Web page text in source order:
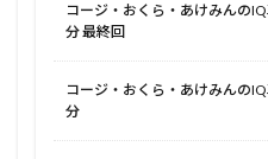
コージ・おくら・あけみんの
分 最終回
コージ・おくら・あけみんの
分